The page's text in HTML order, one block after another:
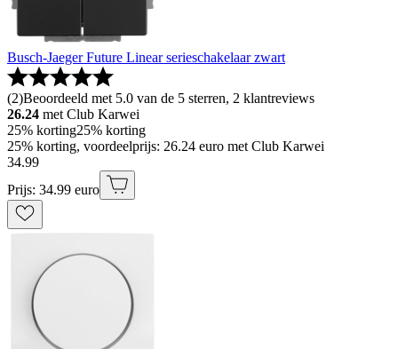
Busch-Jaeger Future Linear serieschakelaar zwart
(2)Beoordeeld met 5.0 van de 5 sterren, 2 klantreviews
26.24 met Club Karwei
25% korting25% korting
25% korting, voordeelprijs: 26.24 euro met Club Karwei
34.99
Prijs: 34.99 euro